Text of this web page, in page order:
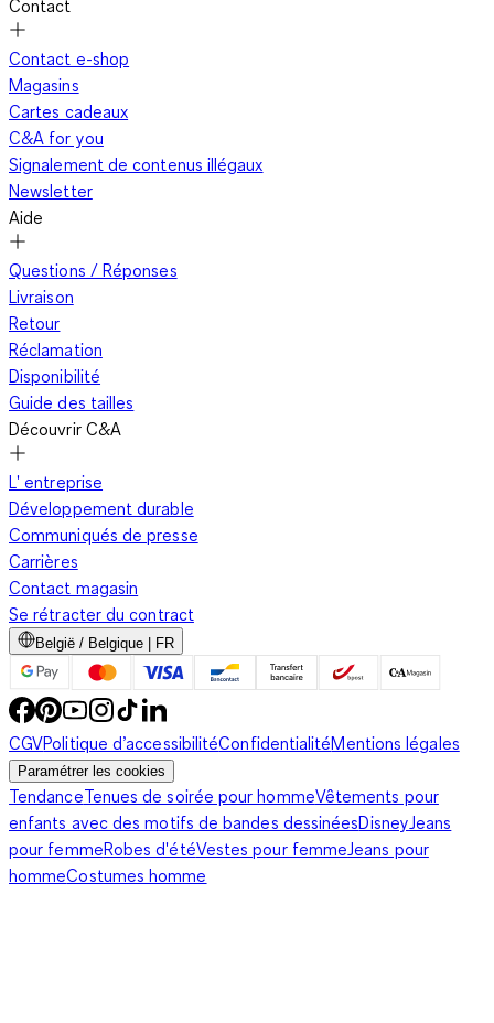
Contact
Contact e-shop
Magasins
Cartes cadeaux
C&A for you
Signalement de contenus illégaux
Newsletter
Aide
Questions / Réponses
Livraison
Retour
Réclamation
Disponibilité
Guide des tailles
Découvrir C&A
L' entreprise
Développement durable
Communiqués de presse
Carrières
Contact magasin
Se rétracter du contract
België / Belgique | FR
CGVPolitique d’accessibilitéConfidentialitéMentions légales
Paramétrer les cookies
TendanceTenues de soirée pour hommeVêtements pour
enfants avec des motifs de bandes dessinéesDisneyJeans
pour femmeRobes d'étéVestes pour femmeJeans pour
hommeCostumes homme